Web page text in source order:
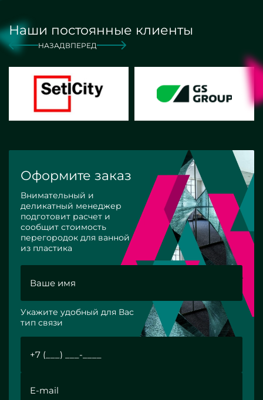
Наши постоянные клиенты
НАЗАД ВПЕРЕД
Оформите заказ
Внимательный и
деликатный менеджер
подготовит расчет и
сообщит стоимость
перегородок для ванной
из пластика
Укажите удобный для Вас
тип связи